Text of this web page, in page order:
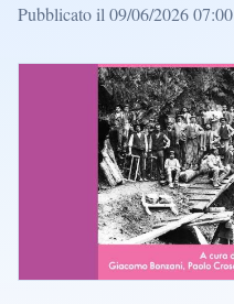
Pubblicato il 09/06/2026 07:00